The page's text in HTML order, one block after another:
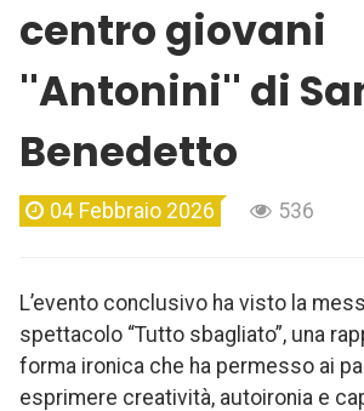
centro giovani
''Antonini'' di
Benedetto
04 Febbraio 2026 536
L’evento conclusivo ha visto la
spettacolo “Tutto sbagliato”, una
forma ironica che ha permesso ai
esprimere creatività, autoironia e